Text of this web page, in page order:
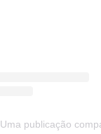
Uma publicação